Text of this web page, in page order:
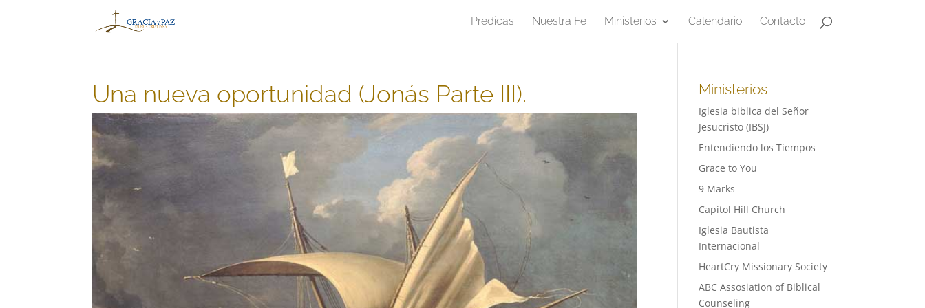
Predicas Nuestra Fe Ministerios Calendario Contacto
Una nueva oportunidad (Jonás Parte III). Ministerios
Iglesia biblica del Señor
Jesucristo (IBSJ)
Entendiendo los Tiempos
Grace to You
9 Marks
Capitol Hill Church
Iglesia Bautista
Internacional
HeartCry Missionary Society
ABC Assosiation of Biblical
Counseling